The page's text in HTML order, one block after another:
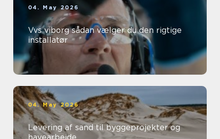
04. May 2026
Vvs viborg sådan vælger du den rigtige
installatør
04. May 2026
Levering af sand til byggeprojekter og